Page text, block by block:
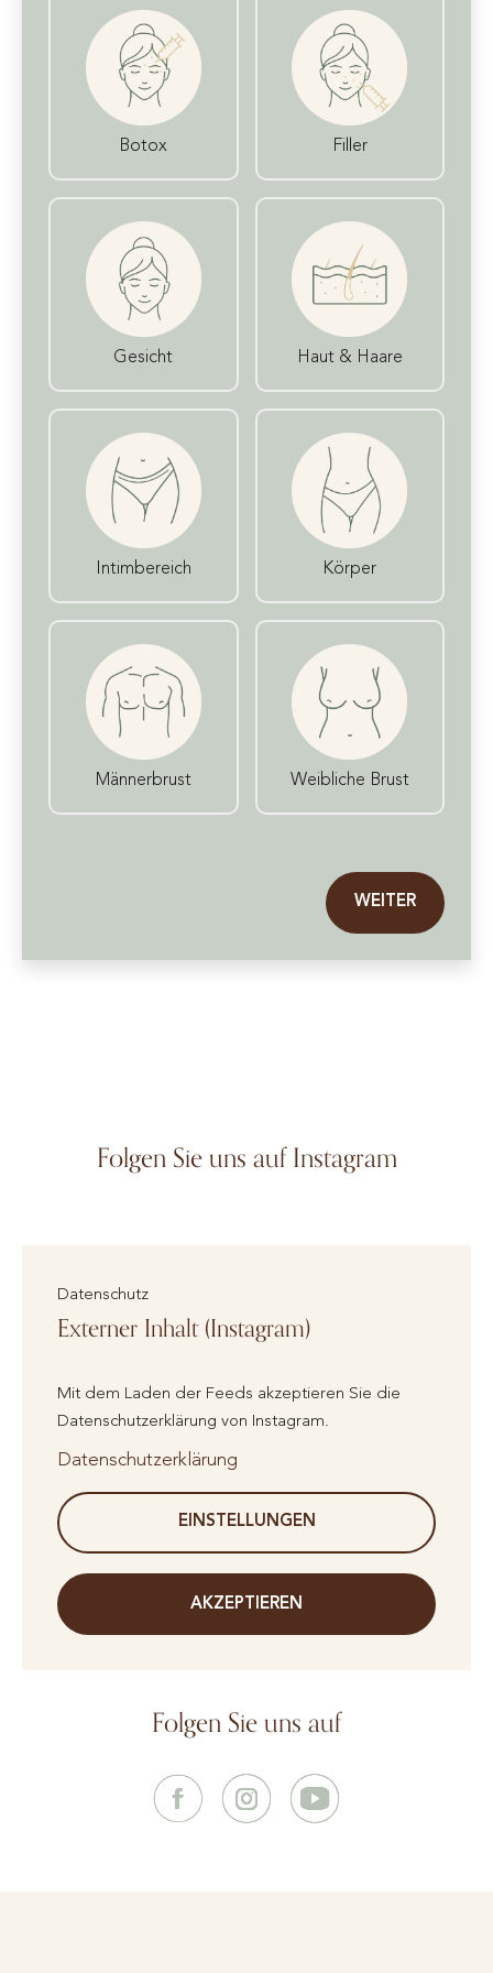
Botox Filler
Gesicht Haut & Haare
Intimbereich Körper
Männerbrust Weibliche Brust
WEITER
Folgen Sie uns auf Instagram
Datenschutz
Externer Inhalt (Instagram)
Mit dem Laden der Feeds akzeptieren Sie die
Datenschutzerklärung von Instagram.
Datenschutzerklärung
EINSTELLUNGEN
AKZEPTIEREN
Folgen Sie uns auf